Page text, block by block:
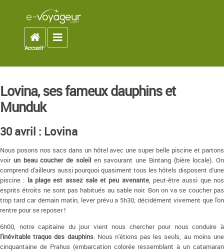
Accueil
Toggle navigation
Accueil
Lovina, ses fameux dauphins et
Munduk
30 avril : Lovina
Nous posons nos sacs dans un hôtel avec une super belle piscine et partons
voir un beau coucher de soleilen savourant une Bintang (bière locale). On
comprend d'ailleurs aussi pourquoi quasiment tous les hôtels disposent d'une
piscine : la plage est assez sale et peu avenante, peut-être aussi que nos
esprits étroits ne sont pas habitués au sable noir. Bon on va se coucher pas
trop tard car demain matin, lever prévu a 5h30; décidément vivement que l'on
rentre pour se reposer !
6h00, notre capitaine du jour vient nous chercher pour nous conduire à
l'inévitable traque des dauphins. Nous n'étions pas les seuls, au moins une
cinquantaine de Prahus (embarcation colorée ressemblant à un catamaran